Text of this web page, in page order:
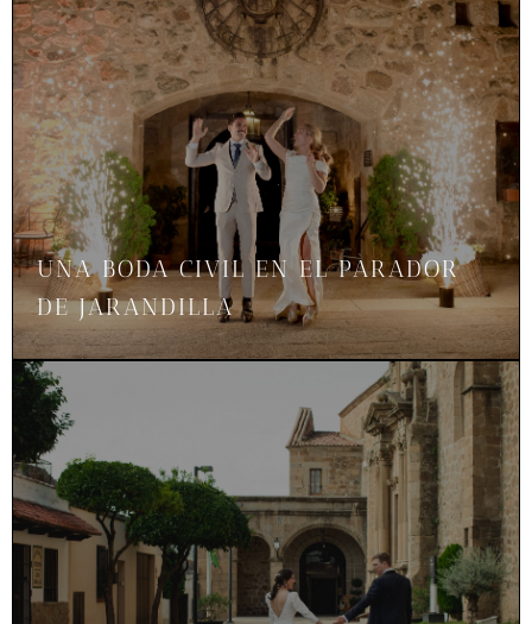
UNA BODA CIVIL EN EL PARADOR
DE JARANDILLA